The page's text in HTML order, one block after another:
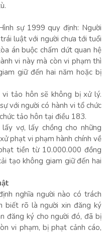
sự 1999 quy định: Người
luật với người chưa tới tuổi
án buộc chấm dứt quan hệ
vi này mà còn vi phạm thì
giữ đến hai năm hoặc bị
tảo hôn sẽ không bị xử lý.
với người có hành vi tổ chức
tảo hôn tại điều 183.
vợ, lấy chồng cho những
phạt vi phạm hành chính về
tiền từ 10.000.000 đồng
tạo không giam giữ đến hai
nghĩa người nào có trách
biết rõ là người xin đăng ký
đăng ký cho người đó, đã bị
vi phạm, bị phạt cảnh cáo,